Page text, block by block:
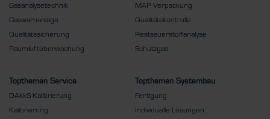
Gasanalysetechnik
Gaswarnanlage
Qualitätssicherung
Raumluftüberwachung
MAP Verpackung
Qualitätskontrolle
Restsauerstoffanalyse
Schutzgas
Topthemen Service
DAkkS Kalibrierung
Kalibrierung
Topthemen Systembau
Fertigung
Individuelle Lösungen